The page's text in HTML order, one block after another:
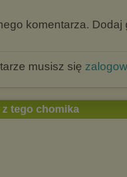
komentarza. Dodaj
musisz się
tego chomika